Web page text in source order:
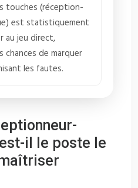
touches (réception-
est statistiquement
au jeu direct,
chances de marquer
les fautes.
il le poste le